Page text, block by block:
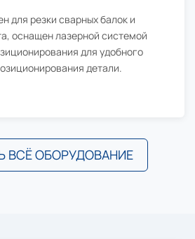
для резки сварных балок и
оснащен лазерной системой
для удобного
детали.
ВСЁ ОБОРУДОВАНИЕ